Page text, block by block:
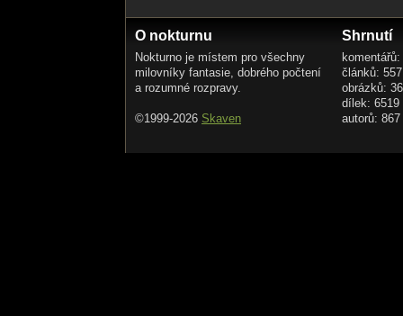
O nokturnu
Nokturno je místem pro všechny
milovníky fantasie, dobrého počtení
a rozumné rozpravy.
©1999-2026 Skaven
Shrnutí
článků: 557
obrázků:
dílek: 6519
autorů: 867